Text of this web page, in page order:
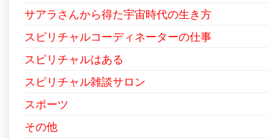
サアラさんから得た宇宙時代の生き方
スピリチャルコーディネーターの仕事
スピリチャルはある
スピリチャル雑談サロン
スポーツ
その他